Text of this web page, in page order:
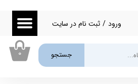
جستجو
ورود / ثبت نام در سایت
۰